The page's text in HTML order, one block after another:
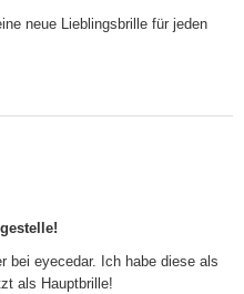
neue Lieblingsbrille für jeden
bei eyecedar. Ich habe diese als
als Hauptbrille!